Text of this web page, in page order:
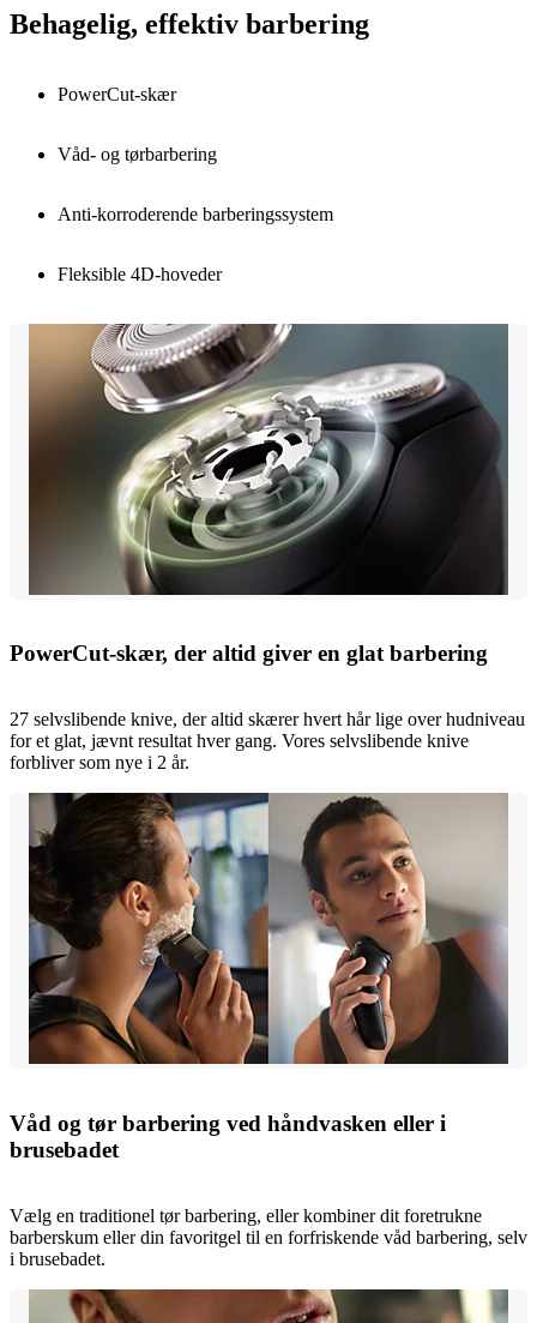
Behagelig, effektiv barbering
PowerCut-skær
Våd- og tørbarbering
Anti-korroderende barberingssystem
Fleksible 4D-hoveder
PowerCut-skær, der altid giver en glat barbering
27 selvslibende knive, der altid skærer hvert hår lige over hudniveau
for et glat, jævnt resultat hver gang. Vores selvslibende knive
forbliver som nye i 2 år.
Våd og tør barbering ved håndvasken eller i
brusebadet
Vælg en traditionel tør barbering, eller kombiner dit foretrukne
barberskum eller din favoritgel til en forfriskende våd barbering, selv
i brusebadet.